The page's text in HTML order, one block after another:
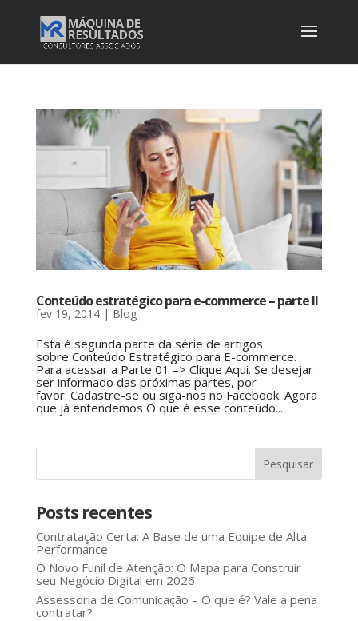
Conteúdo estratégico para e-commerce – parte II
fev 19, 2014| Blog
Esta é segunda parte da série de artigos
sobre Conteúdo Estratégico para E-commerce.
Para acessar a Parte 01 –> Clique Aqui. Se desejar
ser informado das próximas partes, por
favor: Cadastre-se ou siga-nos no Facebook. Agora
que já entendemos O que é esse conteúdo...
Posts recentes
Contratação Certa: A Base de uma Equipe de Alta
Performance
O Novo Funil de Atenção: O Mapa para Construir
seu Negócio Digital em 2026
Assessoria de Comunicação – O que é? Vale a pena
contratar?